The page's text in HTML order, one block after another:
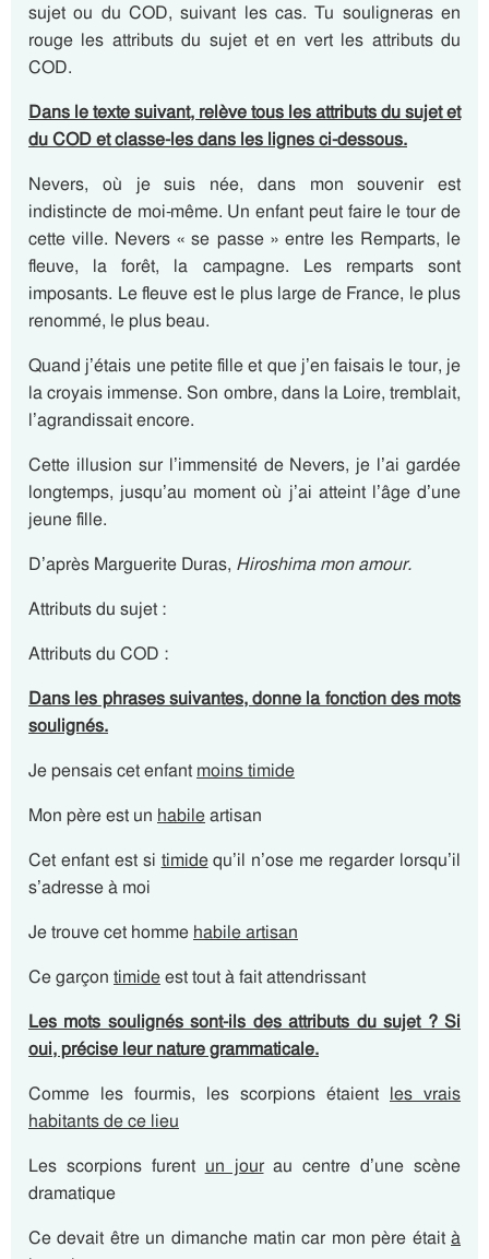
sujet ou du COD, suivant les cas. Tu souligneras en
rouge les attributs du sujet et en vert les attributs du
COD.
Dans le texte suivant, relève tous les attributs du sujet et
du COD et classe-les dans les lignes ci-dessous.
Nevers, où je suis née, dans mon souvenir est
indistincte de moi-même. Un enfant peut faire le tour de
cette ville. Nevers « se passe » entre les Remparts, le
fleuve, la forêt, la campagne. Les remparts sont
imposants. Le fleuve est le plus large de France, le plus
renommé, le plus beau.
Quand j’étais une petite fille et que j’en faisais le tour, je
la croyais immense. Son ombre, dans la Loire, tremblait,
l’agrandissait encore.
Cette illusion sur l’immensité de Nevers, je l’ai gardée
longtemps, jusqu’au moment où j’ai atteint l’âge d’une
jeune fille.
D’après Marguerite Duras, Hiroshima mon amour.
Attributs du sujet :
Attributs du COD :
Dans les phrases suivantes, donne la fonction des mots
soulignés.
Je pensais cet enfant moins timide
Mon père est un habileartisan
Cet enfant est si timidequ’il n’ose me regarder lorsqu’il
s’adresse à moi
Je trouve cet homme habile artisan
Ce garçon timideest tout à fait attendrissant
Les mots soulignés sont-ils des attributs du sujet ? Si
oui, précise leur nature grammaticale.
Comme les fourmis, les scorpions étaient les vrais
habitants de ce lieu
Les scorpions furent un jourau centre d’une scène
dramatique
Ce devait être un dimanche matin car mon père était à